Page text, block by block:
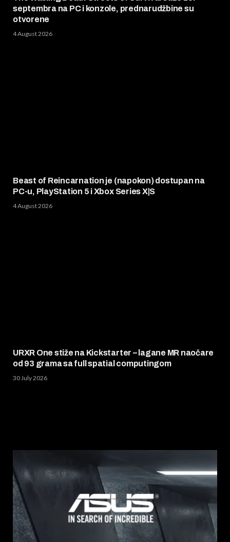
septembra na PC i konzole, prednarudžbine su
otvorene
4 August 2026
Beast of Reincarnation je (napokon) dostupan na
PC-u, PlayStation 5 i Xbox Series X|S
4 August 2026
URXR One stiže na Kickstarter – lagane MR naočare
od 93 grama sa full spatial computingom
30 July 2026